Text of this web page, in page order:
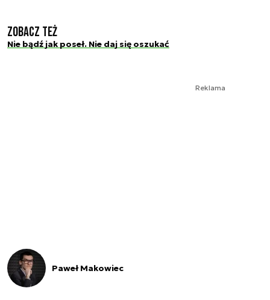
Zobacz też
Nie bądź jak poseł. Nie daj się oszukać
Reklama
Paweł Makowiec